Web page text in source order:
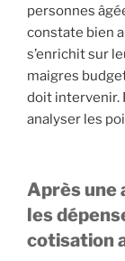
personnes
constate bien
s’enrichit sur
maigres
doit intervenir.
analyser les
Après une
les
cotisation